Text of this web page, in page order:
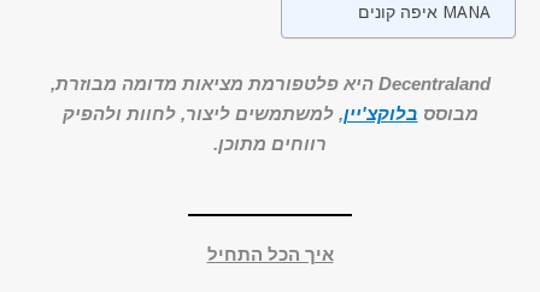
איפה קונים MANA
Decentraland היא פלטפורמת מציאות מדומה מבוזרת,
מבוסס בלוקצ'יין, למשתמשים ליצור, לחוות ולהפיק
רווחים מתוכן.
איך הכל התחיל